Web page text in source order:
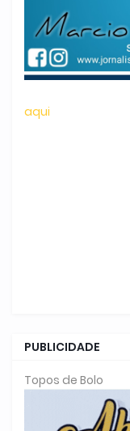
aqui
PUBLICIDADE
Topos de Bolo